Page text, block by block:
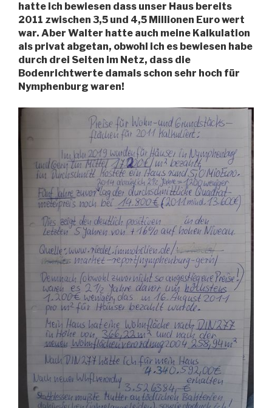
hatte ich bewiesen dass unser Haus bereits
2011 zwischen 3,5 und 4,5 Millionen Euro wert
war. Aber Walter hatte auch meine Kalkulation
als privat abgetan, obwohl ich es bewiesen habe
durch drei Seiten im Netz, dass die
Bodenrichtwerte damals schon sehr hoch für
Nymphenburg waren!